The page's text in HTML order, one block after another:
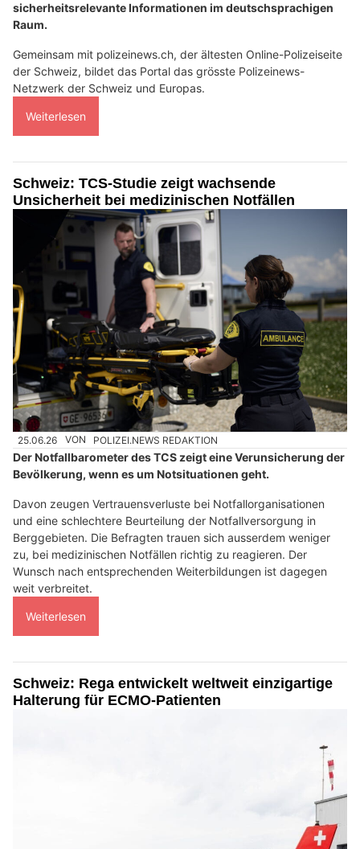
sicherheitsrelevante Informationen im deutschsprachigen
Raum.
Gemeinsam mit polizeinews.ch, der ältesten Online-Polizeiseite
der Schweiz, bildet das Portal das grösste Polizeinews-
Netzwerk der Schweiz und Europas.
Weiterlesen
Schweiz: TCS-Studie zeigt wachsende
Unsicherheit bei medizinischen Notfällen
25.06.26 VON POLIZEI.NEWS REDAKTION
Der Notfallbarometer des TCS zeigt eine Verunsicherung der
Bevölkerung, wenn es um Notsituationen geht.
Davon zeugen Vertrauensverluste bei Notfallorganisationen
und eine schlechtere Beurteilung der Notfallversorgung in
Berggebieten. Die Befragten trauen sich ausserdem weniger
zu, bei medizinischen Notfällen richtig zu reagieren. Der
Wunsch nach entsprechenden Weiterbildungen ist dagegen
weit verbreitet.
Weiterlesen
Schweiz: Rega entwickelt weltweit einzigartige
Halterung für ECMO-Patienten